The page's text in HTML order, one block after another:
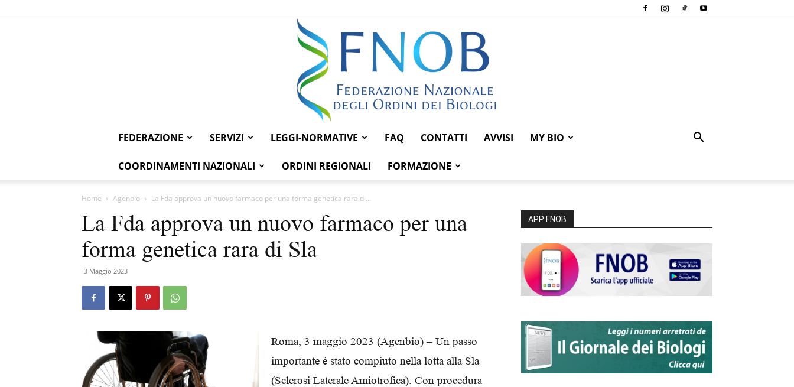
Federazione
Nazionale
FEDERAZIONE SERVIZI LEGGI-NORMATIVE FAQ CONTATTI AVVISI MY BIO
COORDINAMENTI NAZIONALI ORDINI REGIONALI FORMAZIONE
Home Agenbio La Fda approva un nuovo farmaco per una forma genetica rara di...
La Fda approva un nuovo farmaco per una
forma genetica rara di Sla
3 Maggio 2023
Roma, 3 maggio 2023 (Agenbio) – Un passo
importante è stato compiuto nella lotta alla Sla
(Sclerosi Laterale Amiotrofica). Con procedura
APP FNOB